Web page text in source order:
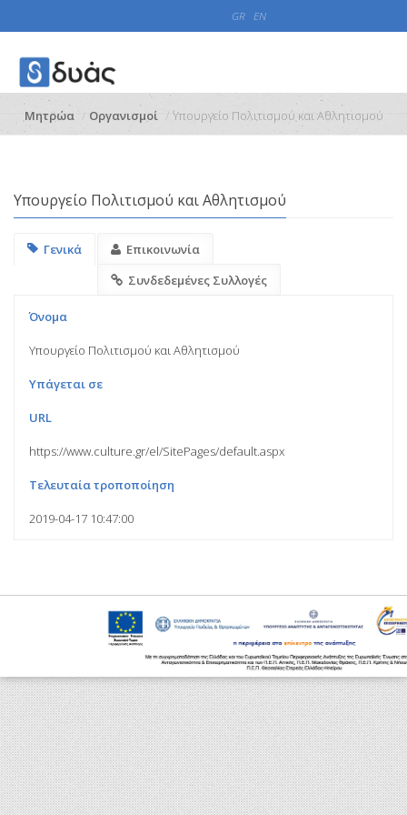
GR EN
Μητρώα Οργανισμοί Υπουργείο Πολιτισμού και Αθλητισμού
Υπουργείο Πολιτισμού και Αθλητισμού
Γενικά
Επικοινωνία
Συνδεδεμένες Συλλογές
Όνομα
Υπουργείο Πολιτισμού και Αθλητισμού
Υπάγεται σε
URL
https://www.culture.gr/el/SitePages/default.aspx
Τελευταία τροποποίηση
2019-04-17 10:47:00